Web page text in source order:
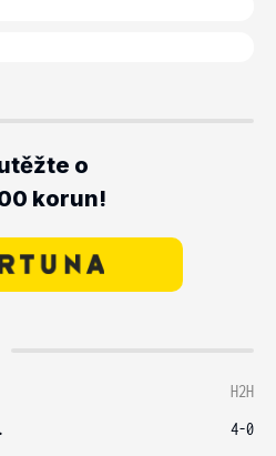
o
korun!
H2H
4-0